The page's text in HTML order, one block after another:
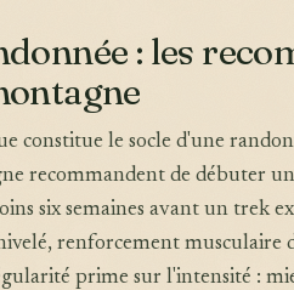
: les
constitue le socle d'une
recommandent de débuter
six semaines avant un trek
renforcement musculaire
prime sur l'intensité :